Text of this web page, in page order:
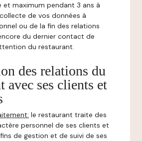
et maximum pendant 3 ans à
de vos données à
ou de la fin des relations
du dernier contact de
du restaurant.
des relations du
avec ses clients et
le restaurant traite des
personnel de ses clients et
de gestion et de suivi de ses